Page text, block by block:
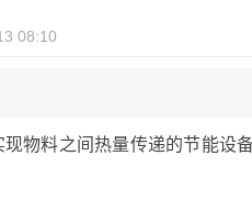
08:10
物料之间热量传递的节能设